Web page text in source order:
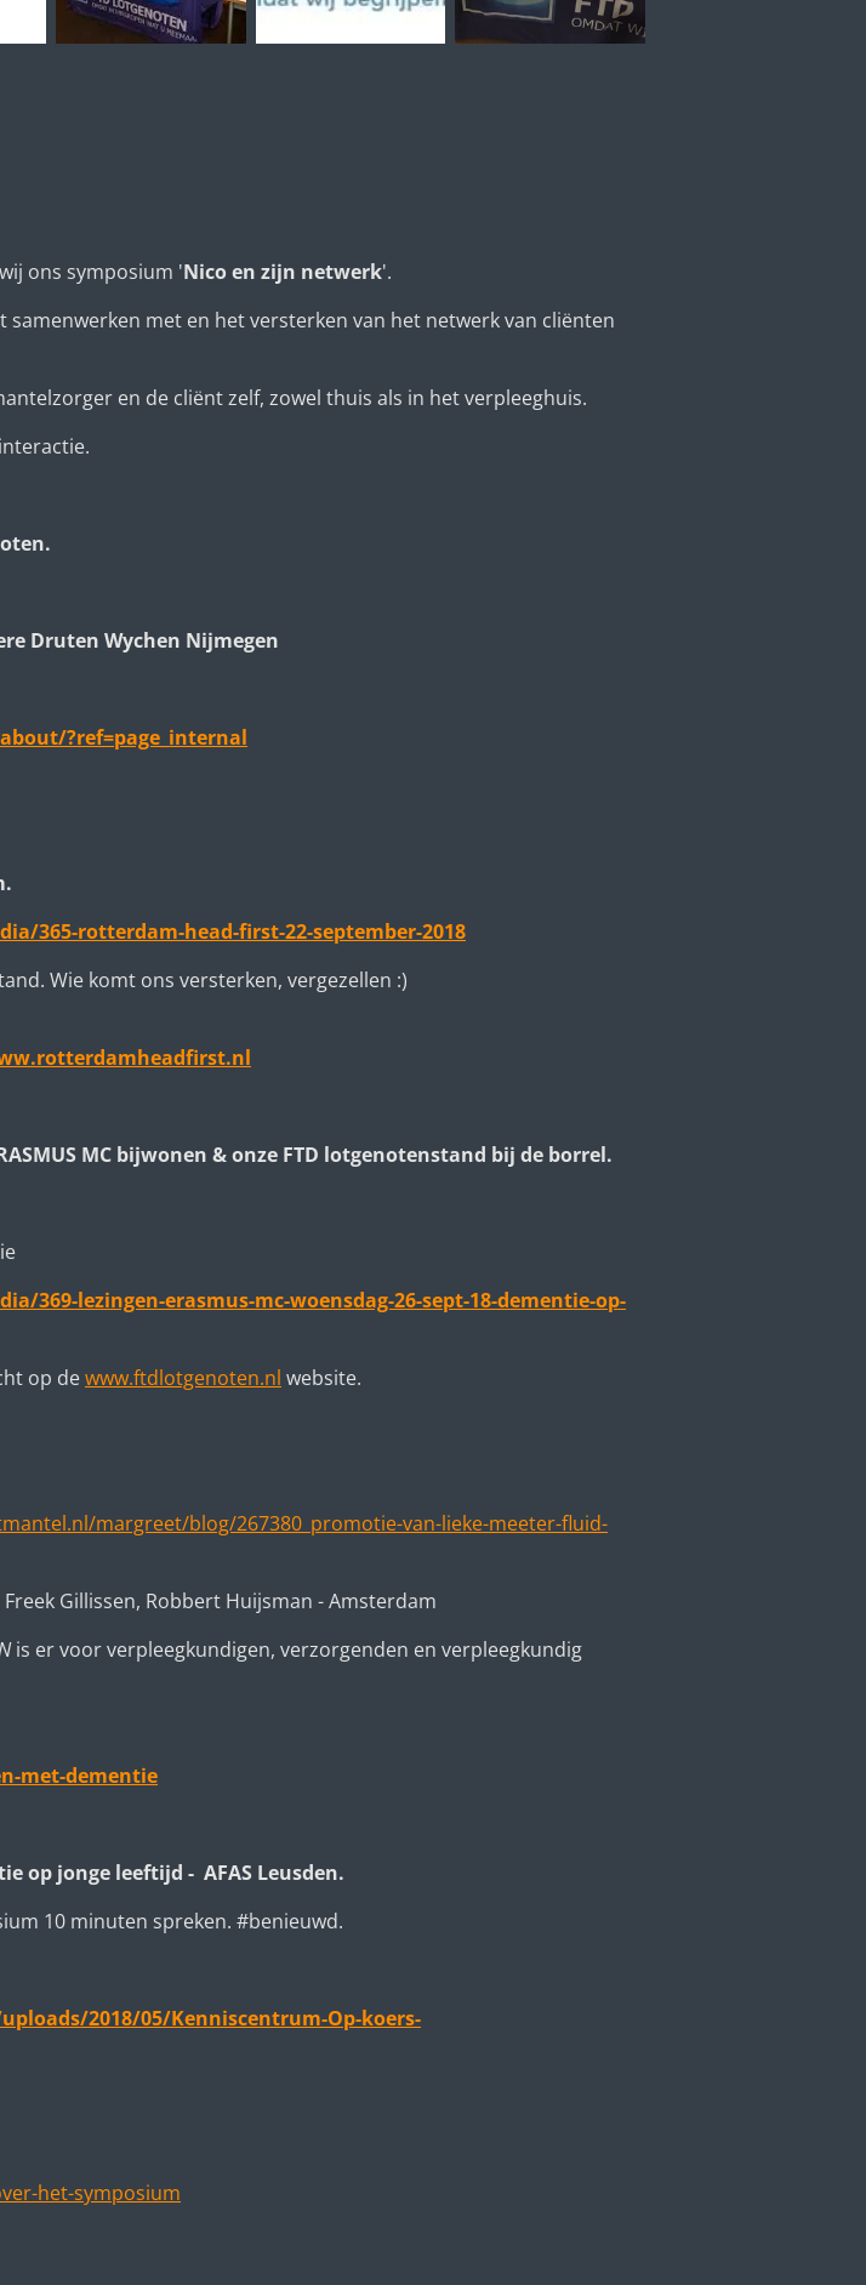
ons symposium 'Nico en zijn netwerk'.
met en het versterken van het netwerk van cliënten
en de cliënt zelf, zowel thuis als in het verpleeghuis.
Druten Wychen Nijmegen
?ref=page_internal
365-rotterdam-head-first-22-september-2018
Wie komt ons versterken, vergezellen :)
MC bijwonen & onze FTD lotgenotenstand bij de borrel.
lezingen-erasmus-mc-woensdag-26-sept-18-dementie-op-
op dewww.ftdlotgenoten.nl website.
margreet/blog/267380_promotie-van-lieke-meeter-fluid-
Gillissen, Robbert Huijsman - Amsterdam
is er voor verpleegkundigen, verzorgenden en verpleegkundig
met-dementie
op jonge leeftijd - AFAS Leusden.
10 minuten spreken. #benieuwd.
2018/05/Kenniscentrum-Op-koers-
het-symposium